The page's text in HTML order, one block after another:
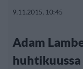
9.11.2015, 10:45
Adam
huhtikuussa